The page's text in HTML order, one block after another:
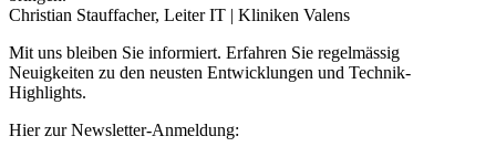
Christian Stauffacher, Leiter IT | Kliniken Valens
Mit uns bleiben Sie informiert. Erfahren Sie regelmässig
Neuigkeiten zu den neusten Entwicklungen und Technik-
Highlights.
Hier zur Newsletter-Anmeldung: